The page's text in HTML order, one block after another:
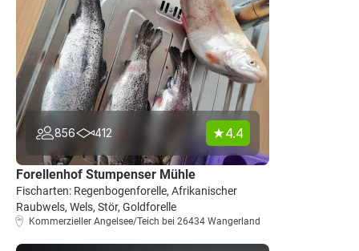
856 412 4.4
Forellenhof Stumpenser Mühle
Fischarten: Regenbogenforelle, Afrikanischer
Raubwels, Wels, Stör, Goldforelle
Kommerzieller Angelsee/Teich bei 26434 Wangerland